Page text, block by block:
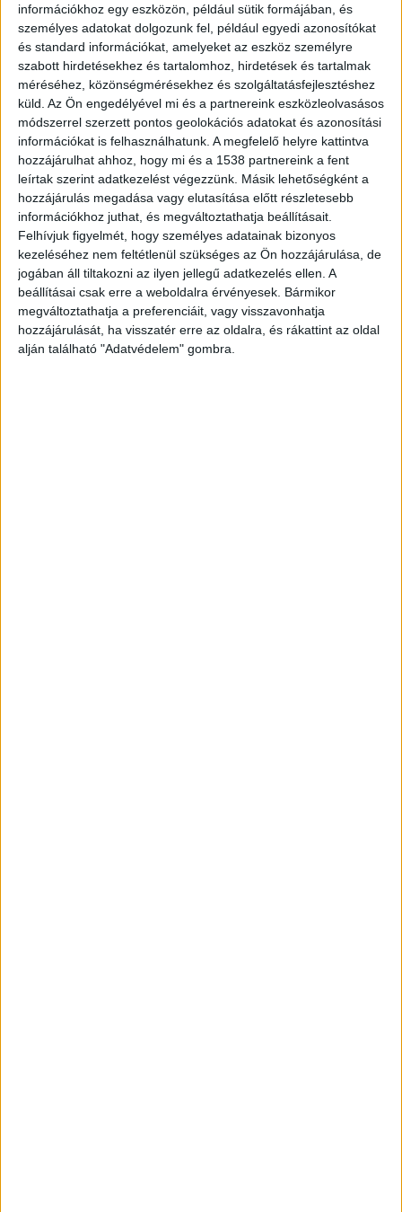
információkhoz egy eszközön, például sütik formájában, és
személyes adatokat dolgozunk fel, például egyedi azonosítókat
és standard információkat, amelyeket az eszköz személyre
szabott hirdetésekhez és tartalomhoz, hirdetések és tartalmak
méréséhez, közönségmérésekhez és szolgáltatásfejlesztéshez
küld. Az Ön engedélyével mi és a partnereink eszközleolvasásos
módszerrel szerzett pontos geolokációs adatokat és azonosítási
információkat is felhasználhatunk. A megfelelő helyre kattintva
hozzájárulhat ahhoz, hogy mi és a 1538 partnereink a fent
leírtak szerint adatkezelést végezzünk. Másik lehetőségként a
hozzájárulás megadása vagy elutasítása előtt részletesebb
információkhoz juthat, és megváltoztathatja beállításait.
Felhívjuk figyelmét, hogy személyes adatainak bizonyos
kezeléséhez nem feltétlenül szükséges az Ön hozzájárulása, de
jogában áll tiltakozni az ilyen jellegű adatkezelés ellen. A
beállításai csak erre a weboldalra érvényesek. Bármikor
megváltoztathatja a preferenciáit, vagy visszavonhatja
hozzájárulását, ha visszatér erre az oldalra, és rákattint az oldal
alján található "Adatvédelem" gombra.
Elzárt település
Megbénította a hófúvás Fejér vármegye északi
részét: több utat le kellett zárni, egyes
települések pedig elérhetetlenné váltak. Nem
lehet közlekedni a 8126-os úton Söréd határától
a zámolyi, majd onnan a felcsúti körforgalomig,
valamint a 8106-os úton Etyek és Alcsútdoboz
között. Fejér vármegyében, a Velence-Csákvár-
Tata összekötő úton, a Lovasberény és Csákvár
közötti szakaszon a 14-es és a-25-ös km között a
rossz látási-, és útviszonyok miatt lezárták.
Kékvillogó legfrissebb híreit ide kattintva éred el!